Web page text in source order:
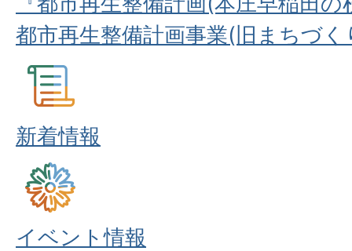
都市再生整備計画事業(旧まちづ
新着情報
イベント情報